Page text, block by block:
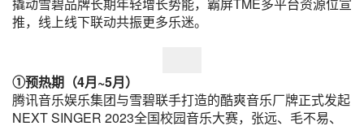
推，线上线下联动共振更多乐迷。
①预热期（4月~5月）
腾讯音乐娱乐集团与雪碧联手打造的酷爽音乐厂牌正式发起
NEXT SINGER 2023全国校园音乐大赛，张远、毛不易、